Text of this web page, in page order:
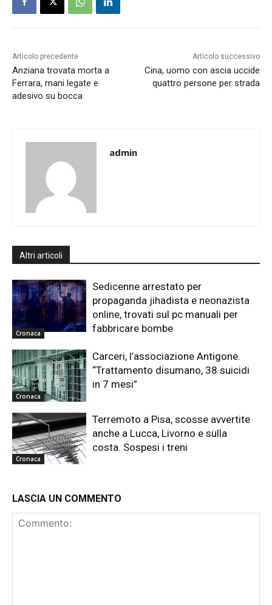
Articolo precedente
Anziana trovata morta a
Ferrara, mani legate e
adesivo su bocca
Articolo successivo
Cina, uomo con ascia uccide
quattro persone per strada
admin
Altri articoli
Cronaca
Sedicenne arrestato per
propaganda jihadista e neonazista
online, trovati sul pc manuali per
fabbricare bombe
Cronaca
Carceri, l’associazione Antigone.
“Trattamento disumano, 38 suicidi
in 7 mesi”
Cronaca
Terremoto a Pisa, scosse avvertite
anche a Lucca, Livorno e sulla
costa. Sospesi i treni
LASCIA UN COMMENTO